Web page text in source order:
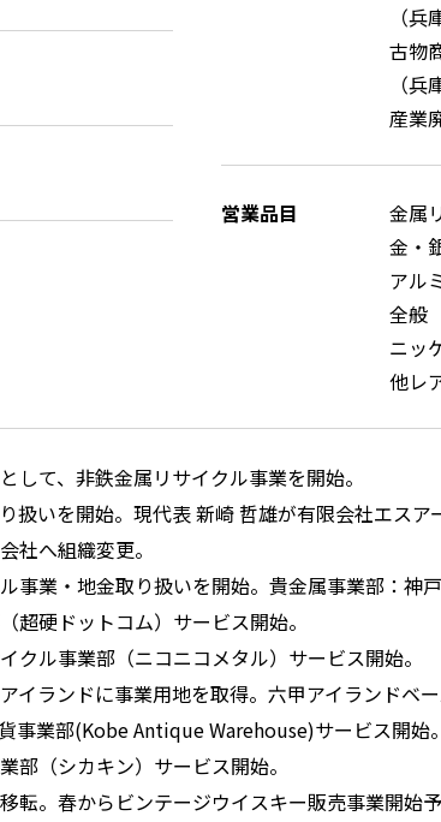
（
古物
（
産業
営業品目
金属
金・
アル
全般
ニッ
他レ
して、非鉄金属リサイクル事業を開始。
扱いを開始。現代表 新崎 哲雄が有限会社エスア
社へ組織変更。
事業・地金取り扱いを開始。貴金属事業部：神
超硬ドットコム）サービス開始。
クル事業部（ニコニコメタル）サービス開始。
イランドに事業用地を取得。六甲アイランドベー
事業部(Kobe Antique Warehouse)サービス開始。
部（シカキン）サービス開始。
転。春からビンテージウイスキー販売事業開始